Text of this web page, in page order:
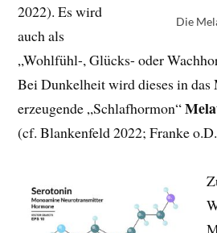
Die
2022). Es wird
auch als
„Wohlfühl-, Glücks- oder
Bei Dunkelheit wird dieses in
erzeugende „Schlafhormon“
(cf. Blankenfeld 2022; Franke